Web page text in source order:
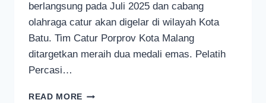
berlangsung pada Juli 2025 dan cabang
olahraga catur akan digelar di wilayah Kota
Batu. Tim Catur Porprov Kota Malang
ditargetkan meraih dua medali emas. Pelatih
Percasi…
READ MORE PERCASI